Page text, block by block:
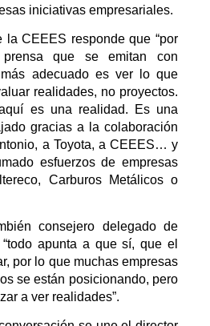
iniciativas empresariales.
la CEEES responde que “por
que se emitan con
adecuado es ver lo que
realidades, no proyectos.
es una realidad. Es una
gracias a la colaboración
a Toyota, a CEEES… y
esfuerzos de empresas
Carburos Metálicos o
consejero delegado de
apunta a que sí, que el
por lo que muchas empresas
se están posicionando, pero
a ver realidades”.